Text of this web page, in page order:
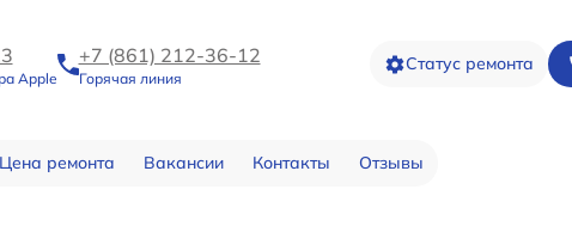
Apple
+7 (861) 212-36-12
Горячая линия
Статус ремонта
Цена ремонта Вакансии Контакты Отзывы